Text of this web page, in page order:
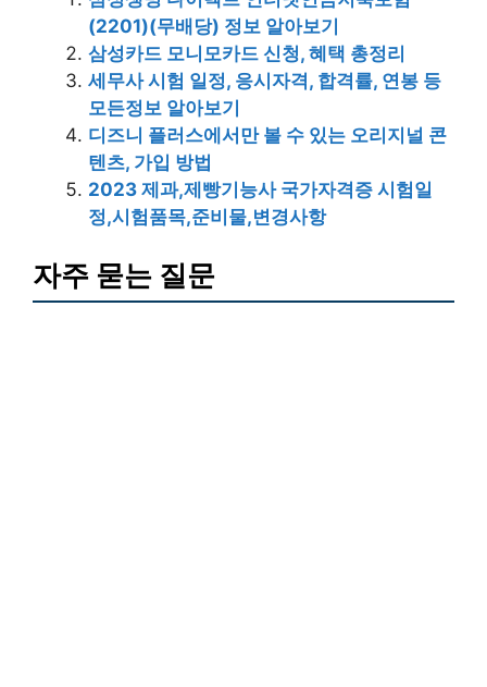
(2201)(무배당) 정보 알아보기
삼성카드 모니모카드 신청, 혜택 총정리
세무사 시험 일정, 응시자격, 합격률, 연봉 등
모든정보 알아보기
디즈니 플러스에서만 볼 수 있는 오리지널 콘
텐츠, 가입 방법
2023 제과,제빵기능사 국가자격증 시험일
정,시험품목,준비물,변경사항
자주 묻는 질문